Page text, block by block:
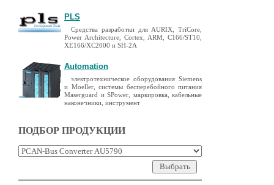
PLS
Средства разработки для AURIX, TriCore,
Power Architecture, Cortex, ARM, C166/ST10,
XE166/XC2000 и SH-2A
Automation
электротехническое оборудования Siemens
и Moeller, системы бесперебойного питания
Maserguard и SPower, маркировка, кабельные
наконечники, инструмент
ПОДБОР ПРОДУКЦИИ